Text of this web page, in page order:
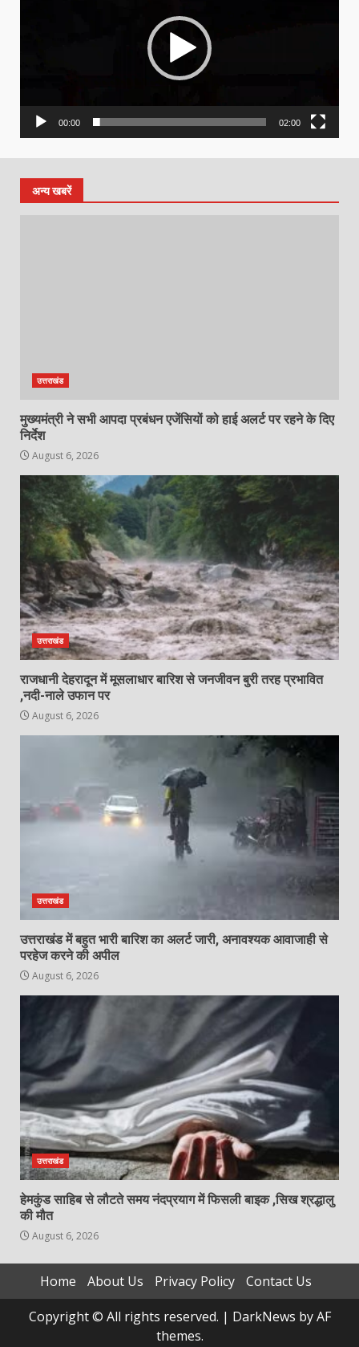
00:00 02:00
अन्य खबरें
उत्तराखंड
मुख्यमंत्री ने सभी आपदा प्रबंधन एजेंसियों को हाई अलर्ट पर रहने के दिए
निर्देश
August 6, 2026
उत्तराखंड
राजधानी देहरादून में मूसलाधार बारिश से जनजीवन बुरी तरह प्रभावित
,नदी-नाले उफान पर
August 6, 2026
उत्तराखंड
उत्तराखंड में बहुत भारी बारिश का अलर्ट जारी, अनावश्यक आवाजाही से
परहेज करने की अपील
August 6, 2026
उत्तराखंड
हेमकुंड साहिब से लौटते समय नंदप्रयाग में फिसली बाइक ,सिख श्रद्धालु
की मौत
August 6, 2026
Home About Us Privacy Policy
Contact Us
Copyright © All rights reserved. | DarkNews by AF
themes.